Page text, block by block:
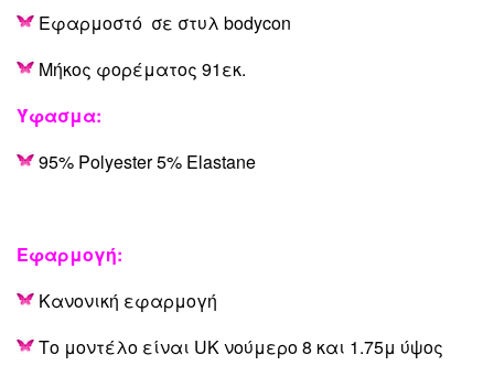
Εφαρμοστό σε στυλ bodycon
Μήκος φορέματος 91εκ.
Ύφασμα:
95% Polyester 5% Elastane
Εφαρμογή:
Κανονική εφαρμογή
Το μοντέλο είναι UK νούμερο 8 και 1.75μ ύψος